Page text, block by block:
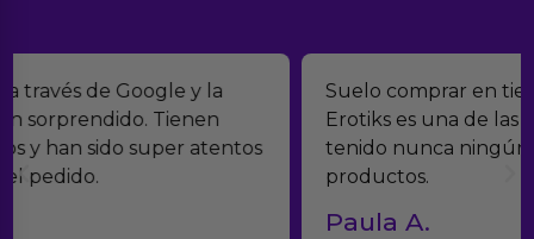
Suelo comprar en tiendas eróticas online, y
Erotiks es una de las que más me gustan. No he
tenido nunca ningún problema con los
productos.